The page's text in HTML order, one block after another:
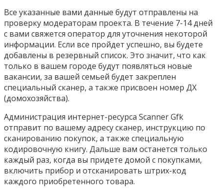
Все указанные вами данные будут отправлены на
проверку модераторам проекта. В течение 7-14 дней
с вами свяжется оператор для уточнения некоторой
информации. Если все пройдет успешно, вы будете
добавлены в резервный список. Это значит, что как
только в вашем городе будут появляться новые
вакансии, за вашей семьей будет закреплен
специальный сканер, а также присвоен номер ДХ
(домохозяйства).
Администрация интернет-ресурса Scanner Gfk
отправит по вашему адресу сканер, инструкцию по
сканированию покупок, а также специальную
кодировочную книгу. Дальше вам останется только
каждый раз, когда вы придете домой с покупками,
включить прибор и отсканировать штрих-код
каждого приобретенного товара.